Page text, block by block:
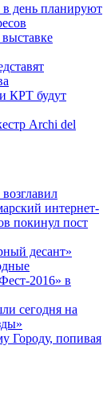
в день планируют
КРТ будут
Archi del
интернет-
покинул пост
десант»
2016» в
сегодня на
Городу, попивая